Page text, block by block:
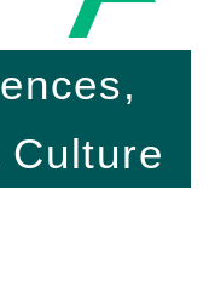
Culture